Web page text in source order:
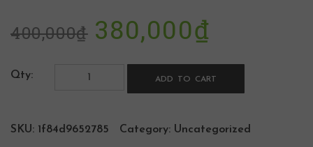
400,000₫ 380,000₫
Qty: ADD TO CART
SKU: 1f84d9652785 Category: Uncategorized